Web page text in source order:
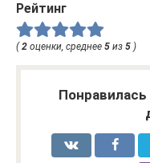
Рейтинг
(2 оценки, среднее 5 из 5 )